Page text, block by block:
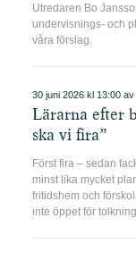
Utredaren Bo
undervisnings- och
våra förslag.
30 juni 2026 kl 13:00 av
Lärarna efter
ska vi fira”
Först fira – sedan
minst lika mycket
fritidshem och
inte öppet för